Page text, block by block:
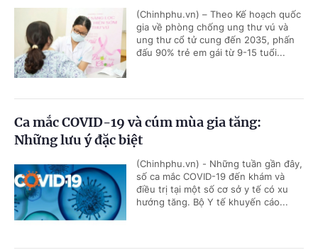
(Chinhphu.vn) – Theo Kế hoạch quốc
gia về phòng chống ung thư vú và
ung thư cổ tử cung đến 2035, phấn
đấu 90% trẻ em gái từ 9-15 tuổi...
Ca mắc COVID-19 và cúm mùa gia tăng:
Những lưu ý đặc biệt
(Chinhphu.vn) - Những tuần gần đây,
số ca mắc COVID-19 đến khám và
điều trị tại một số cơ sở y tế có xu
hướng tăng. Bộ Y tế khuyến cáo...